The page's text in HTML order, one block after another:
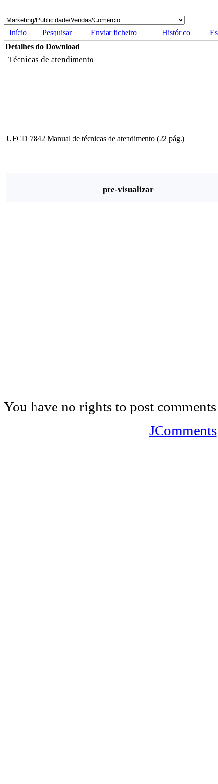
Início Pesquisar Enviar ficheiro Histórico
Detalhes do Download
Técnicas de atendimento
UFCD 7842 Manual de técnicas de atendimento (22 pág.)
pre-visualizar
You have no rights to post comments
JComments